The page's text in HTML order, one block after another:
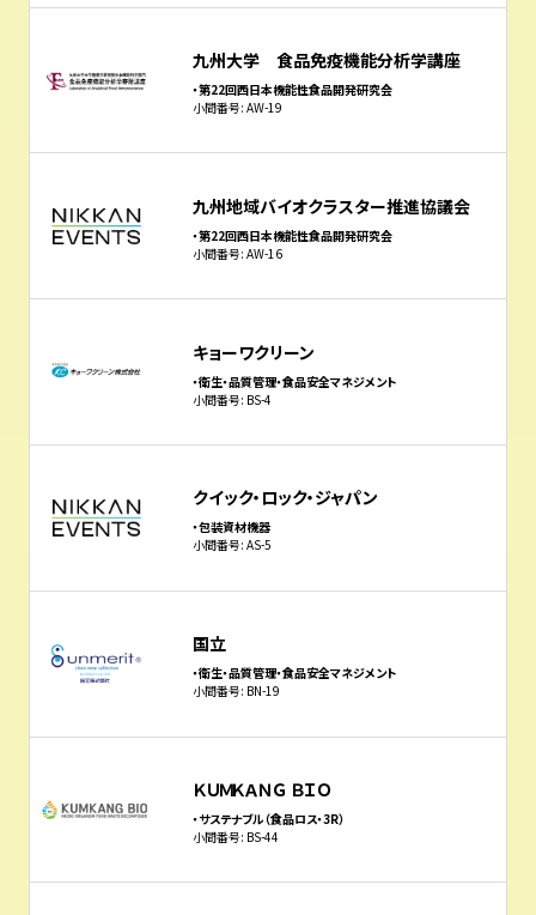
九州大学 食品免疫機能分析学講座
・第22回西日本機能性食品開発研究会
小間番号: AW-19
九州地域バイオクラスター推進協議会
・第22回西日本機能性食品開発研究会
小間番号: AW-16
キョーワクリーン
・衛生・品質管理・食品安全マネジメント
小間番号: BS-4
クイック・ロック・ジャパン
・包装資材機器
小間番号: AS-5
国立
・衛生・品質管理・食品安全マネジメント
小間番号: BN-19
ＫＵＭＫＡＮＧ ＢＩＯ
・サステナブル（食品ロス・3R）
小間番号: BS-44